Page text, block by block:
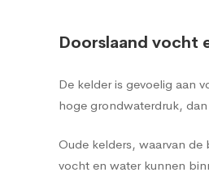
Doorslaand vocht
De kelder is gevoelig aan
hoge grondwaterdruk,
Oude kelders, waarvan
vocht en water kunnen